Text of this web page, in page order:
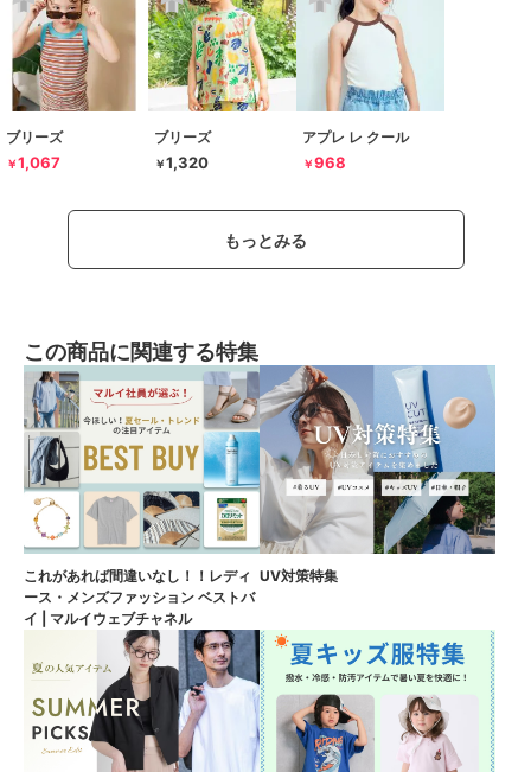
ブリーズ
￥1,067
ブリーズ
￥1,320
アプレ レ クール
￥968
もっとみる
この商品に関連する特集
これがあれば間違いなし！！レディ
ース・メンズファッション ベストバ
イ | マルイウェブチャネル
UV対策特集